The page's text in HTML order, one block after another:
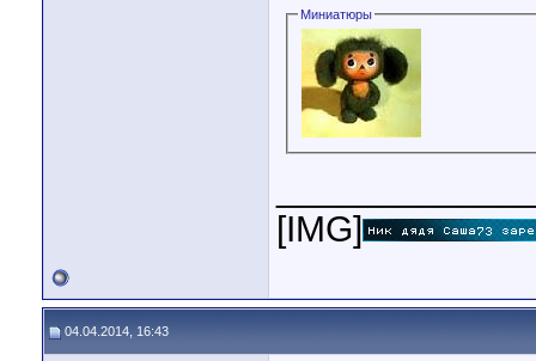
Миниатюры
[IMG]
04.04.2014, 16:43